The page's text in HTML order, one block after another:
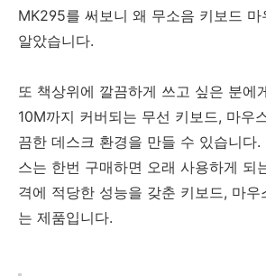
MK295를 써보니 왜 무소음 키보드 마
알았습니다.
또 책상위에 깔끔하게 쓰고 싶은 분에
10M까지 커버되는 무선 키보드, 마우
끔한 데스크 환경을 만들 수 있습니다.
스는 한번 구매하면 오래 사용하게 되
격에 적당한 성능을 갖춘 키보드, 마우
는 제품입니다.